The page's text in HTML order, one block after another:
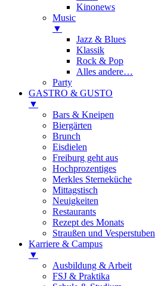
Kinonews
Music
▼
Jazz & Blues
Klassik
Rock & Pop
Alles andere…
Party
GASTRO & GUSTO
▼
Bars & Kneipen
Biergärten
Brunch
Eisdielen
Freiburg geht aus
Hochprozentiges
Merkles Sterneküche
Mittagstisch
Neuigkeiten
Restaurants
Rezept des Monats
Straußen und Vesperstuben
Karriere & Campus
▼
Ausbildung & Arbeit
FSJ & Praktika